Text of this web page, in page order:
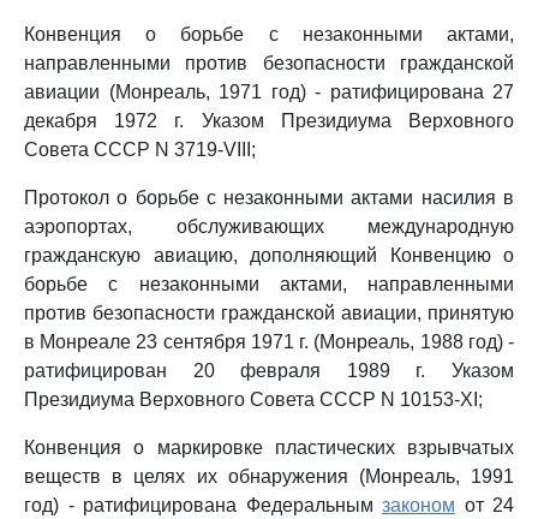
Конвенция о борьбе с незаконными актами,
направленными против безопасности гражданской
авиации (Монреаль, 1971 год) - ратифицирована 27
декабря 1972 г. Указом Президиума Верховного
Совета СССР N 3719-VIII;
Протокол о борьбе с незаконными актами насилия в
аэропортах, обслуживающих международную
гражданскую авиацию, дополняющий Конвенцию о
борьбе с незаконными актами, направленными
против безопасности гражданской авиации, принятую
в Монреале 23 сентября 1971 г. (Монреаль, 1988 год) -
ратифицирован 20 февраля 1989 г. Указом
Президиума Верховного Совета СССР N 10153-XI;
Конвенция о маркировке пластических взрывчатых
веществ в целях их обнаружения (Монреаль, 1991
год) - ратифицирована Федеральным законом от 24